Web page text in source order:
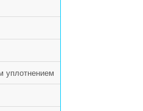
уплотнением